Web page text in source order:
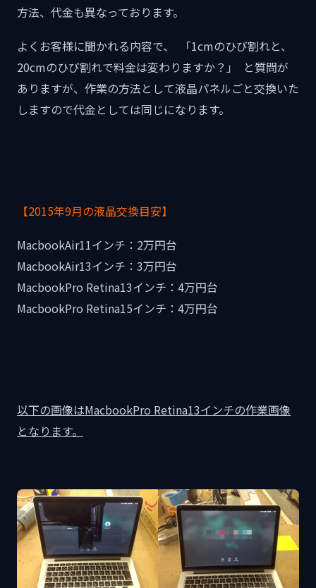
方法、代金も異なっております。
よくお客様に聞かれる内容で、 「1cmのひび割れと、
20cmのひび割れで料金は変わりますか？」 と質問が
ありますが、作業の方法として液晶パネルごと交換いた
しますので代金としては同じになります。
【2015年9月の液晶交換目安】
MacbookAir11インチ：2万円台
MacbookAir13インチ：3万円台
MacbookPro Retina13インチ：4万円台
MacbookPro Retina15インチ：4万円台
以下の画像はMacbookPro Retina13インチの作業画像
となります。